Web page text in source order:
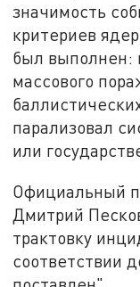
значимость
критериев
был выполнен:
массового
парализовал
или
Официальный
Дмитрий
трактовку
соответствии